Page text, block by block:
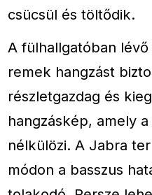
csücsül és töltődik.
A fülhallgatóban
remek hangzást
részletgazdag és
hangzáskép, amely
nélkülözi. A Jabra
módon a basszus